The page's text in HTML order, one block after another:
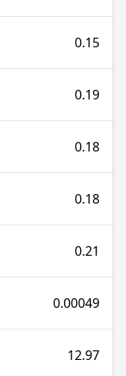
0.15
0.19
0.18
0.18
0.21
0.00049
12.97